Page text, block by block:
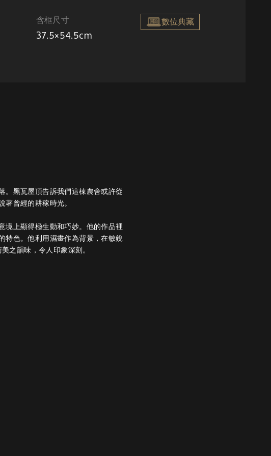
含框尺寸
37.5×54.5cm
數位典藏
。黑瓦屋頂告訴我們這棟農舍或許從
曾經的耕稼時光。
境上顯得極生動和巧妙。他的作品裡
特色。他利用濕畫作為背景，在敏銳
之韻味，令人印象深刻。